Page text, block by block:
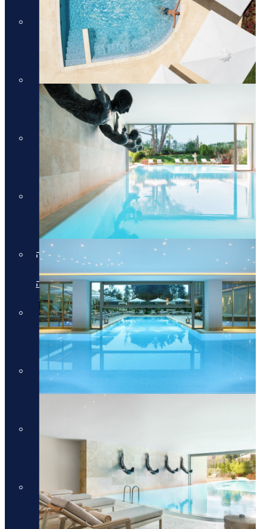
מלונות יוקרה במיקונוס
מלונות יוקרה במיקונוס
מלונות יוקרה בסנטוריני
מלונות יוקרה בסנטוריני
מלונות יוקרה בחלקידיקי
מלונות יוקרה בחלקידיקי
מלונות יוקרה ברודוס
מלונות יוקרה ברודוס
מלונות יוקרה בריביירה של אתונה
מלונות יוקרה בריביירה של אתונה
מלונות יוקרה ביוון היבשתית
מלונות יוקרה ביוון היבשתית
מלונות יוקרה בסלוניקי
מלונות יוקרה בסלוניקי
מלונות יוקרה באוסטריה
מלונות יוקרה בתאילנד
מלונות יוקרה בתאילנד